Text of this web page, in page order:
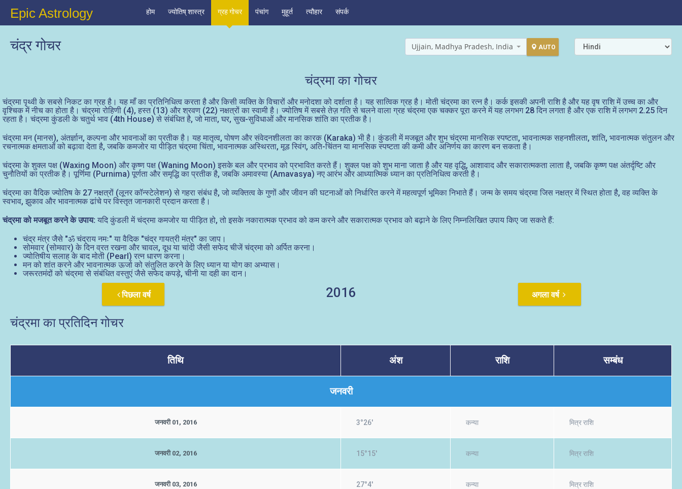
Epic Astrology होम ज्योतिष् शास्त्र ग्रह गोचर पंचांग मुहूर्त त्यौहार संपर्क
चंद्र गोचर Ujjain, Madhya Pradesh, India AUTO
चंद्रमा का गोचर
चंद्रमा पृथ्वी के सबसे निकट का ग्रह है। यह माँ का प्रतिनिधित्व करता है और किसी व्यक्ति के विचारों और मनोदशा को दर्शाता है। यह सात्विक ग्रह है। मोती चंद्रमा का रत्न है। कर्क इसकी अपनी राशि है और यह वृष राशि में उच्च का और
वृश्चिक में नीच का होता है। चंद्रमा रोहिणी (4), हस्त (13) और श्रवण (22) नक्षत्रों का स्वामी है। ज्योतिष में सबसे तेज़ गति से चलने वाला ग्रह चंद्रमा एक चक्कर पूरा करने में यह लगभग 28 दिन लगता है और एक राशि में लगभग 2.25 दिन
रहता है। चंद्रमा कुंडली के चतुर्थ भाव (4th House) से संबंधित है, जो माता, घर, सुख-सुविधाओं और मानसिक शांति का प्रतीक है।
चंद्रमा मन (मानस), अंतर्ज्ञान, कल्पना और भावनाओं का प्रतीक है। यह मातृत्व, पोषण और संवेदनशीलता का कारक (Karaka) भी है। कुंडली में मजबूत और शुभ चंद्रमा मानसिक स्पष्टता, भावनात्मक सहनशीलता, शांति, भावनात्मक संतुलन और
रचनात्मक क्षमताओं को बढ़ावा देता है, जबकि कमजोर या पीड़ित चंद्रमा चिंता, भावनात्मक अस्थिरता, मूड स्विंग, अति-चिंतन या मानसिक स्पष्टता की कमी और अनिर्णय का कारण बन सकता है।
चंद्रमा के शुक्ल पक्ष (Waxing Moon) और कृष्ण पक्ष (Waning Moon) इसके बल और प्रभाव को प्रभावित करते हैं। शुक्ल पक्ष को शुभ माना जाता है और यह वृद्धि, आशावाद और सकारात्मकता लाता है, जबकि कृष्ण पक्ष अंतर्दृष्टि और
चुनौतियों का प्रतीक है। पूर्णिमा (Purnima) पूर्णता और समृद्धि का प्रतीक है, जबकि अमावस्या (Amavasya) नए आरंभ और आध्यात्मिक ध्यान का प्रतिनिधित्व करती है।
चंद्रमा का वैदिक ज्योतिष के 27 नक्षत्रों (लूनर कॉन्स्टेलेशन) से गहरा संबंध है, जो व्यक्तित्व के गुणों और जीवन की घटनाओं को निर्धारित करने में महत्वपूर्ण भूमिका निभाते हैं। जन्म के समय चंद्रमा जिस नक्षत्र में स्थित होता है, वह व्यक्ति के
स्वभाव, झुकाव और भावनात्मक ढांचे पर विस्तृत जानकारी प्रदान करता है।
चंद्रमा को मजबूत करने के उपाय: यदि कुंडली में चंद्रमा कमजोर या पीड़ित हो, तो इसके नकारात्मक प्रभाव को कम करने और सकारात्मक प्रभाव को बढ़ाने के लिए निम्नलिखित उपाय किए जा सकते हैं:
चंद्र मंत्र जैसे "ॐ चंद्राय नमः" या वैदिक "चंद्र गायत्री मंत्र" का जाप।
सोमवार (सोमवार) के दिन व्रत रखना और चावल, दूध या चांदी जैसी सफेद चीजें चंद्रमा को अर्पित करना।
ज्योतिषीय सलाह के बाद मोती (Pearl) रत्न धारण करना।
मन को शांत करने और भावनात्मक ऊर्जा को संतुलित करने के लिए ध्यान या योग का अभ्यास।
जरूरतमंदों को चंद्रमा से संबंधित वस्तुएं जैसे सफेद कपड़े, चीनी या दही का दान।
पिछला वर्ष 2016 अगला वर्ष
चंद्रमा का प्रतिदिन गोचर
तिथि अंश राशि सम्बंध
जनवरी
जनवरी 01, 2016 3°26' कन्या मित्र राशि
जनवरी 02, 2016 15°15' कन्या मित्र राशि
जनवरी 03, 2016 27°4' कन्या मित्र राशि